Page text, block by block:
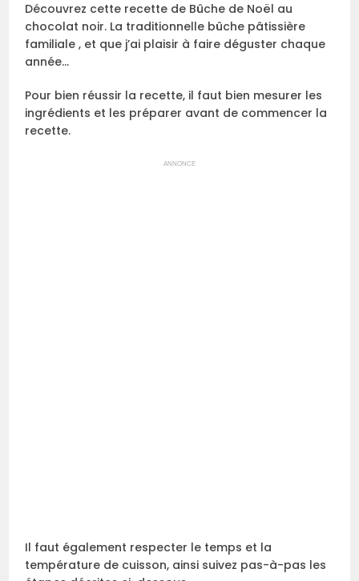
Découvrez cette recette de Bûche de Noël au
chocolat noir. La traditionnelle bûche pâtissière
familiale , et que j’ai plaisir à faire déguster chaque
année…
Pour bien réussir la recette, il faut bien mesurer les
ingrédients et les préparer avant de commencer la
recette.
ANNONCE
Il faut également respecter le temps et la
température de cuisson, ainsi suivez pas-à-pas les